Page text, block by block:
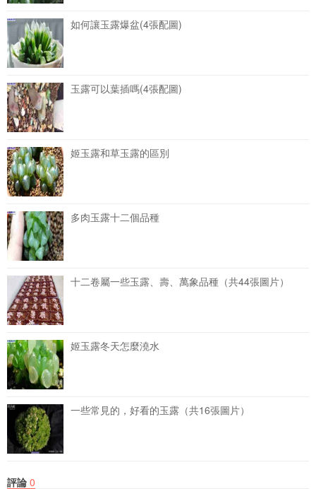
如何讓玉露爆盆(4張配圖)
玉露可以葉插嗎(4張配圖)
姬玉露和草玉露的區別
多肉玉露十二個品種
十二卷屬一些玉露、壽、萬象品種（共44張圖片）
姬玉露冬天怎麼澆水
一些常見的，好看的玉露（共16張圖片）
評論 0